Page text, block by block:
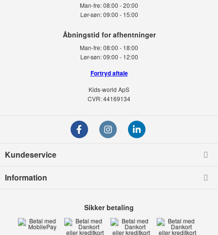
Man-fre:08:00 - 20:00
Lør-søn: 09:00 - 15:00
Man-fre:08:00 - 18:00
Lør-søn:09:00 - 12:00
Fortryd aftale
Kids-world ApS
CVR: 44169134
Kundeservice
Information
Sikker betaling